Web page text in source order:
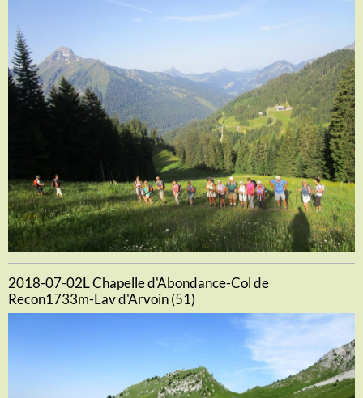
2018-07-02L Chapelle d'Abondance-Col de
Recon1733m-Lav d'Arvoin (51)